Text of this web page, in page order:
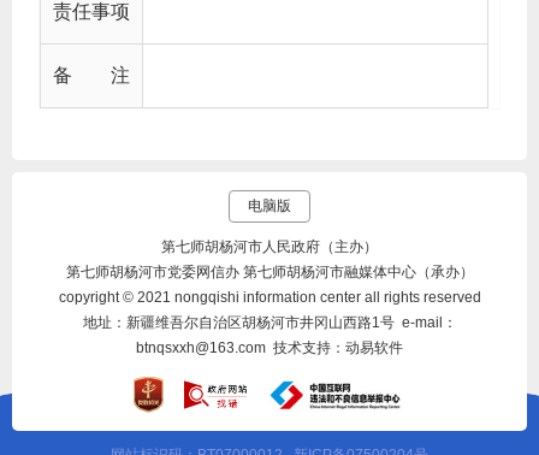
责任事项
备 注
电脑版
第七师胡杨河市人民政府（主办）
第七师胡杨河市党委网信办 第七师胡杨河市融媒体中心（承办）
copyright © 2021 nongqishi information center all rights reserved
地址：新疆维吾尔自治区胡杨河市井冈山西路1号 e-mail：
btnqsxxh@163.com 技术支持：动易软件